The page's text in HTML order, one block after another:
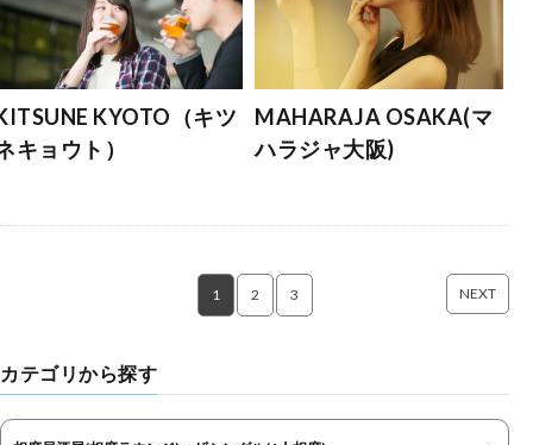
KYOTO（キツ
キョウト）
MAHARAJA OSAKA(マ
ハラジャ大阪)
1 2 3 NEXT
カテゴリから探す